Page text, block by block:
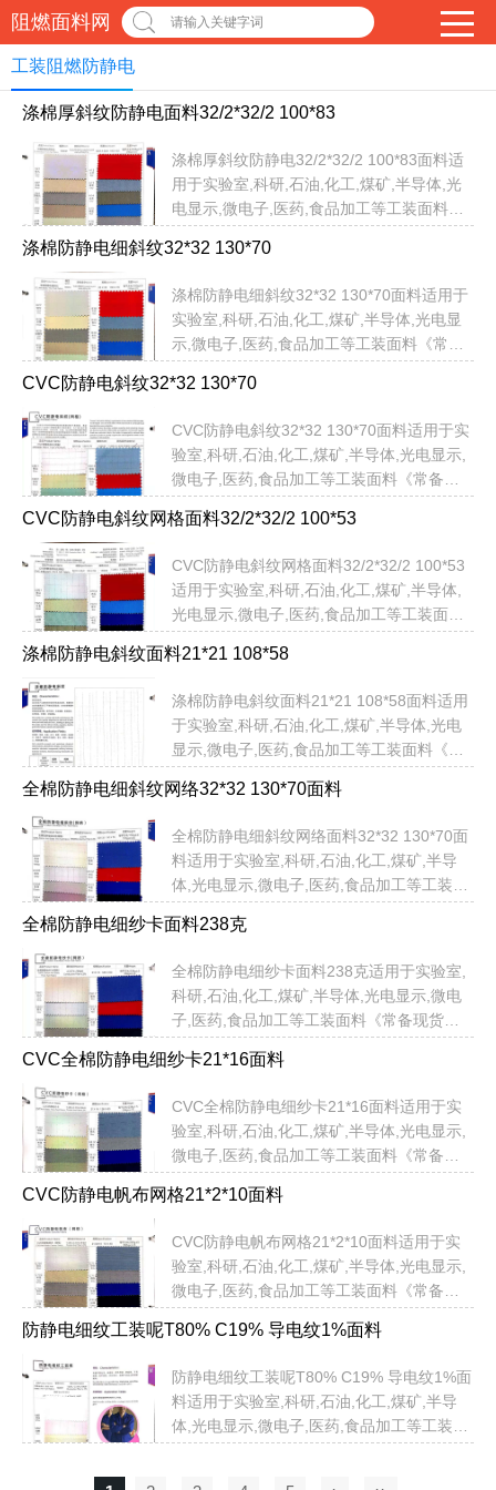
阻燃面料网 请输入关键字词
工装阻燃防静电
涤棉厚斜纹防静电面料32/2*32/2 100*83
涤棉厚斜纹防静电32/2*32/2 100*83面料适
用于实验室,科研,石油,化工,煤矿,半导体,光
电显示,微电子,医药,食品加工等工装面料
现货！无需定制定色，提供：品名，货号，
发！无需担心交期问题...
涤棉防静电细斜纹32*32 130*70
涤棉防静电细斜纹32*32 130*70面料适用于
实验室,科研,石油,化工,煤矿,半导体,光电显
示,微电子,医药,食品加工等工装面料《常备
无需定制定色，提供：品名，货号，色号即
担心交期问题...
CVC防静电斜纹32*32 130*70
CVC防静电斜纹32*32 130*70面料适用于实
验室,科研,石油,化工,煤矿,半导体,光电显示,
微电子,医药,食品加工等工装面料《常备现
需定制定色，提供：品名，货号，色号即可
心交期问题...
CVC防静电斜纹网格面料32/2*32/2 100*53
CVC防静电斜纹网格面料32/2*32/2 100*53
适用于实验室,科研,石油,化工,煤矿,半导体,
光电显示,微电子,医药,食品加工等工装面料
现货！无需定制定色，提供：品名，货号，
发！无需担心交期问题...
涤棉防静电斜纹面料21*21 108*58
涤棉防静电斜纹面料21*21 108*58面料适用
于实验室,科研,石油,化工,煤矿,半导体,光电
显示,微电子,医药,食品加工等工装面料《常
货！无需定制定色，提供：品名，货号，色
无需担心交期问题...
全棉防静电细斜纹网络32*32 130*70面料
全棉防静电细斜纹网络面料32*32 130*70面
料适用于实验室,科研,石油,化工,煤矿,半导
体,光电显示,微电子,医药,食品加工等工装面
有现货！无需定制定色，提供：品名，货
即发！无需担心交期问题...
全棉防静电细纱卡面料238克
全棉防静电细纱卡面料238克适用于实验室,
科研,石油,化工,煤矿,半导体,光电显示,微电
子,医药,食品加工等工装面料《常备现货，
制定色，提供：品名，货号，色号即可以直
期问题...
CVC全棉防静电细纱卡21*16面料
CVC全棉防静电细纱卡21*16面料适用于实
验室,科研,石油,化工,煤矿,半导体,光电显示,
微电子,医药,食品加工等工装面料《常备现
需定制定色，提供：品名，货号，色号即可
心交期问题...
​CVC防静电帆布网格21*2*10面料
CVC防静电帆布网格21*2*10面料适用于实
验室,科研,石油,化工,煤矿,半导体,光电显示,
微电子,医药,食品加工等工装面料《常备现
需定制定色，提供：品名，货号，色号即可
心交期问题...
防静电细纹工装呢T80% C19% 导电纹1%面料
防静电细纹工装呢T80% C19% 导电纹1%面
料适用于实验室,科研,石油,化工,煤矿,半导
体,光电显示,微电子,医药,食品加工等工装面